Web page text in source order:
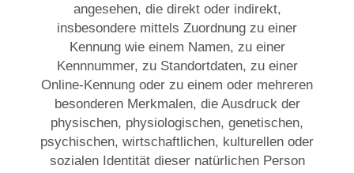
angesehen, die direkt oder indirekt,
insbesondere mittels Zuordnung zu einer
Kennung wie einem Namen, zu einer
Kennnummer, zu Standortdaten, zu einer
Online-Kennung oder zu einem oder mehreren
besonderen Merkmalen, die Ausdruck der
physischen, physiologischen, genetischen,
psychischen, wirtschaftlichen, kulturellen oder
sozialen Identität dieser natürlichen Person